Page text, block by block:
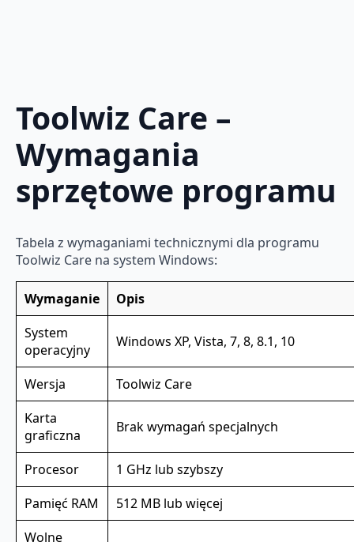
Toolwiz Care –
Wymagania
sprzętowe programu
Tabela z wymaganiami technicznymi dla programu
Toolwiz Care na system Windows:
Wymaganie
Opis
System
operacyjny
Windows XP, Vista, 7, 8, 8.1, 10
Wersja
Toolwiz Care
Karta
graficzna
Brak wymagań specjalnych
Procesor
1 GHz lub szybszy
Pamięć RAM
512 MB lub więcej
Wolne